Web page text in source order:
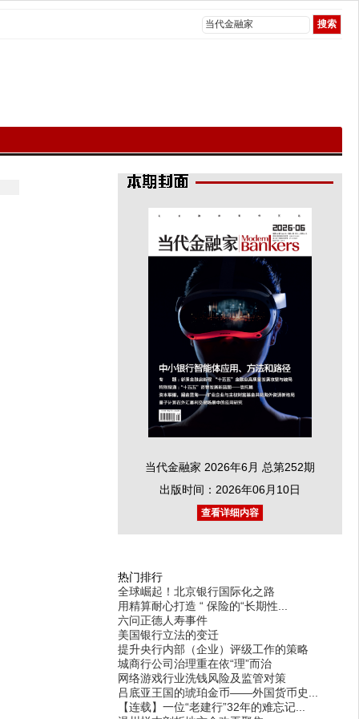
当代金融家 2026年6月 总第252期
出版时间：2026年06月10日
查看详细内容
热门排行
全球崛起！北京银行国际化之路
用精算耐心打造 “ 保险的“长期性...
六问正德人寿事件
美国银行立法的变迁
提升央行内部（企业）评级工作的策略
城商行公司治理重在依“理”而治
网络游戏行业洗钱风险及监管对策
吕底亚王国的琥珀金币——外国货币史...
【连载】一位“老建行”32年的难忘记...